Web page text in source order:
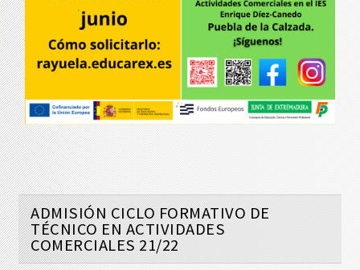
ADMISIÓN CICLO FORMATIVO DE
TÉCNICO EN ACTIVIDADES
COMERCIALES 21/22